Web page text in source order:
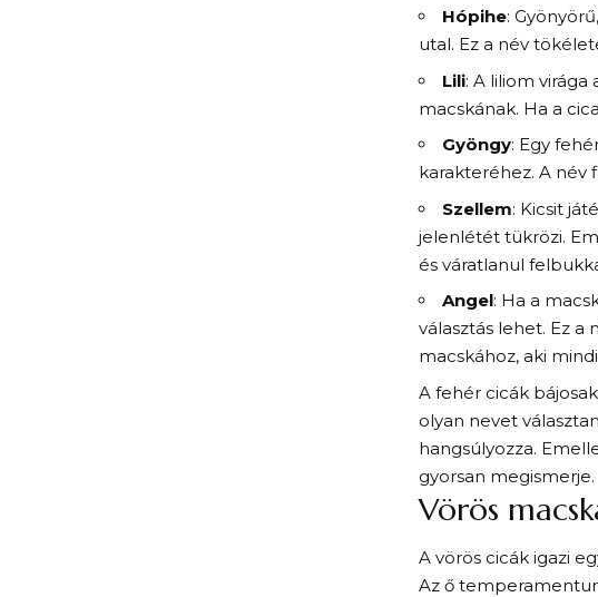
Hópihe:
utal. Ez a név
Lili: A liliom
macskának. Ha a
Gyöngy: Egy
karakteréhez. A név
Szellem: Kicsit
jelenlétét tükrözi.
és váratlanul
Angel: Ha a
választás lehet. Ez a
macskához, aki
A fehér cicák
olyan nevet
hangsúlyozza.
gyorsan megismerje.
Vörös
A vörös cicák igazi
Az ő